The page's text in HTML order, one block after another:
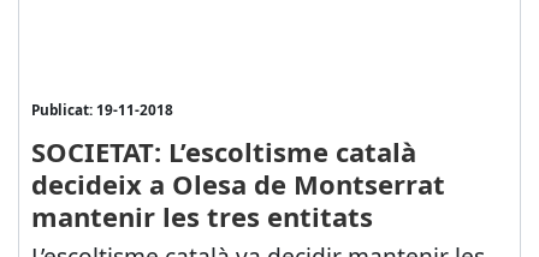
Publicat: 19-11-2018
SOCIETAT: L’escoltisme català
decideix a Olesa de Montserrat
mantenir les tres entitats